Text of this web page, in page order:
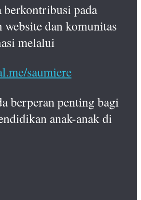
berkontribusi pada
website dan komunitas
melalui
saumiere
berperan penting bagi
anak-anak di